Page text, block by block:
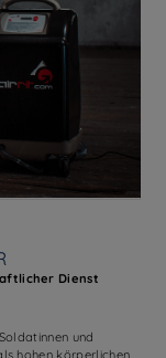
Dienst
und
hohen körperlichen